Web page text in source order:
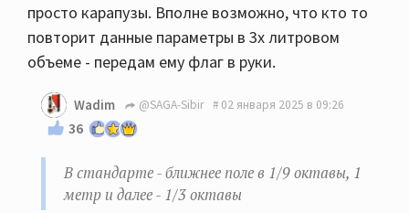
просто карапузы. Вполне возможно, что кто то
повторит данные параметры в 3х литровом
объеме - передам ему флаг в руки.
Wadim @SAGA-Sibir 02 января 2025 в 09:26
36
В стандарте - ближнее поле в 1/9 октавы, 1
метр и далее - 1/3 октавы